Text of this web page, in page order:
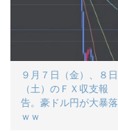
９月７日（金）、８日
（土）のＦＸ収支報
告。豪ドル円が大暴落
ｗｗ